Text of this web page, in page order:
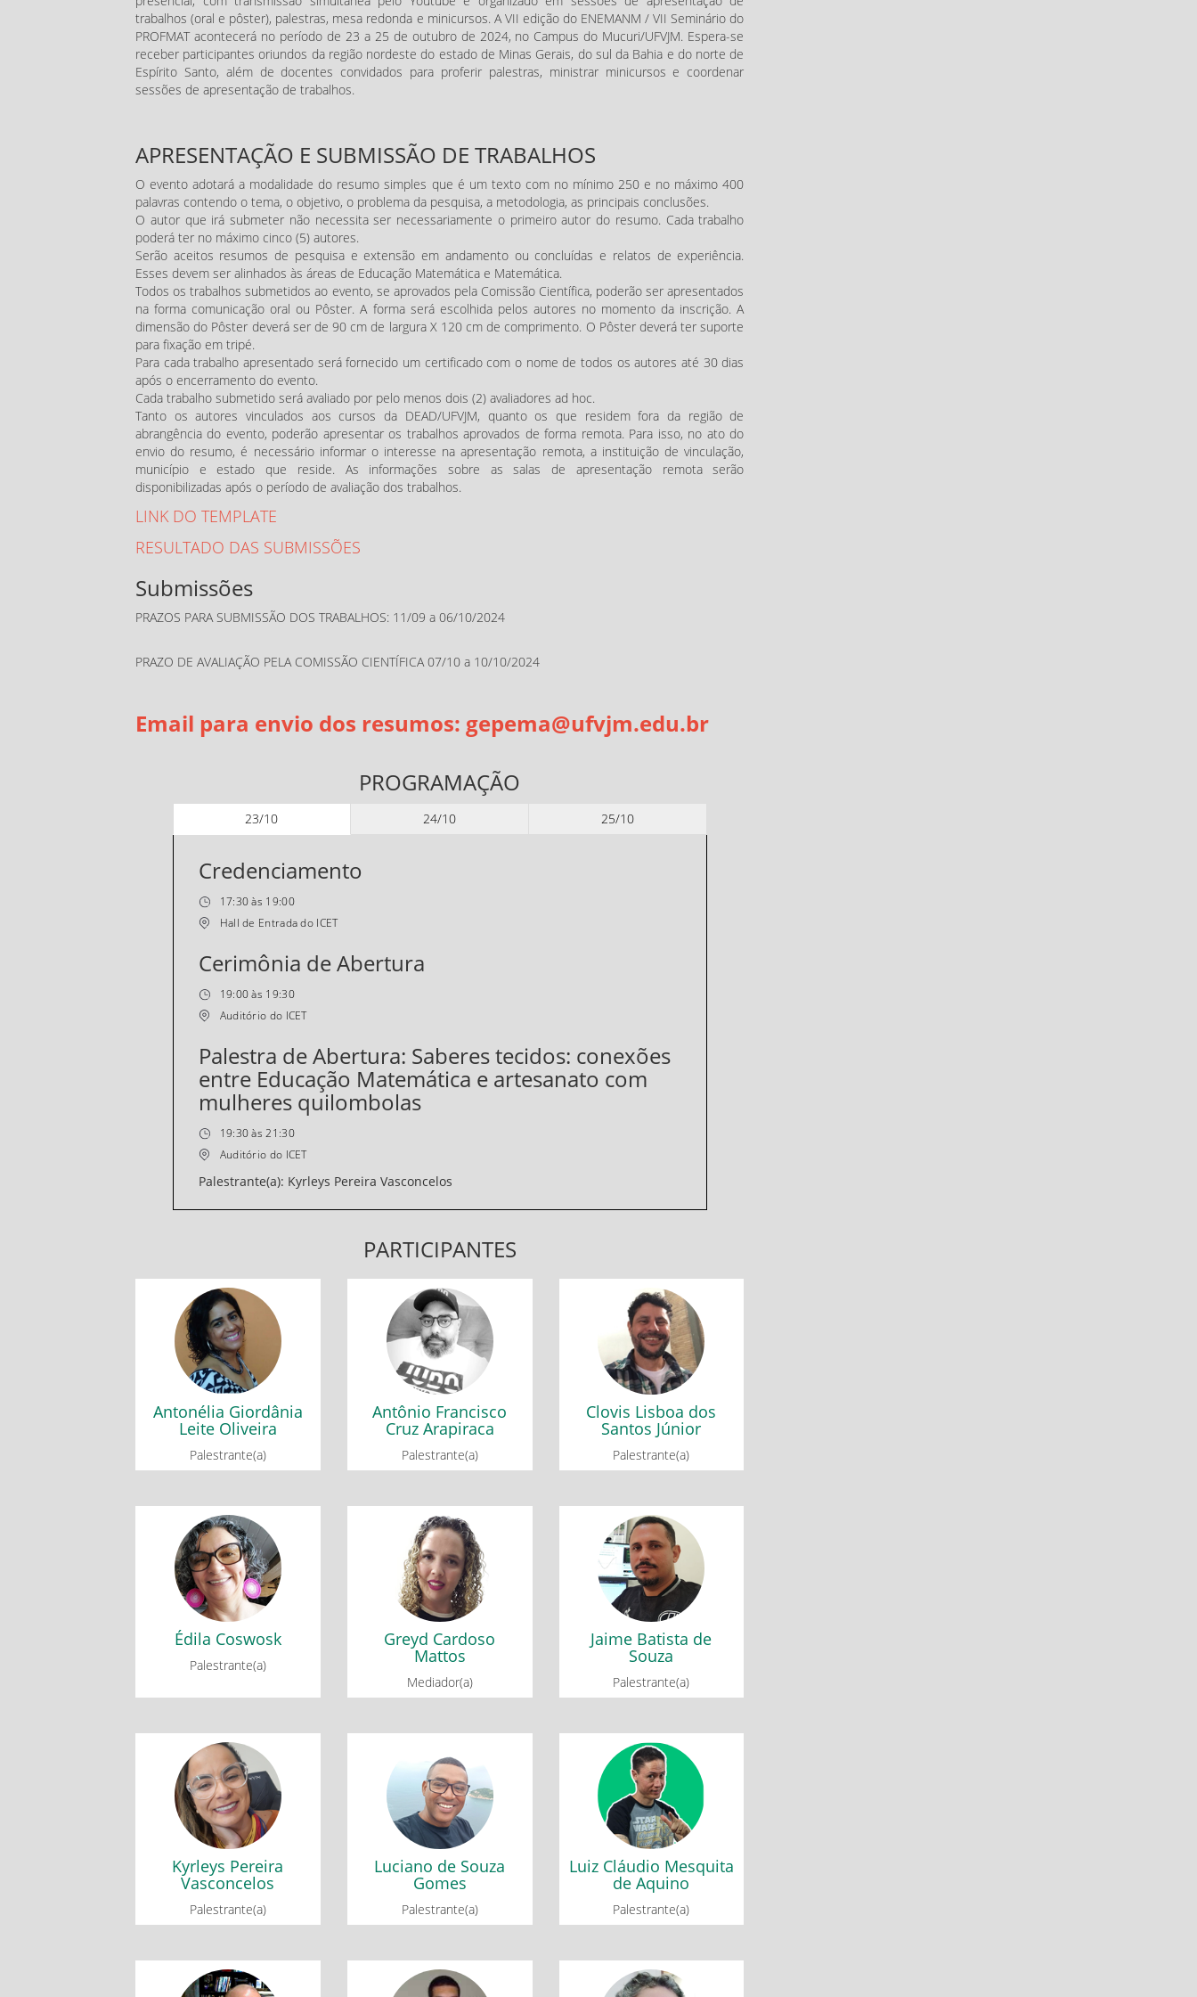
trabalhos (oral e pôster), palestras, mesa redonda e minicursos. A VII edição do ENEMANM / VII Seminário do
PROFMAT acontecerá no período de 23 a 25 de outubro de 2024, no Campus do Mucuri/UFVJM. Espera-se
receber participantes oriundos da região nordeste do estado de Minas Gerais, do sul da Bahia e do norte de
Espírito Santo, além de docentes convidados para proferir palestras, ministrar minicursos e coordenar
sessões de apresentação de trabalhos.
APRESENTAÇÃO E SUBMISSÃO DE TRABALHOS
O evento adotará a modalidade do resumo simples que é um texto com no mínimo 250 e no máximo 400
palavras contendo o tema, o objetivo, o problema da pesquisa, a metodologia, as principais conclusões.
O autor que irá submeter não necessita ser necessariamente o primeiro autor do resumo. Cada trabalho
poderá ter no máximo cinco (5) autores.
Serão aceitos resumos de pesquisa e extensão em andamento ou concluídas e relatos de experiência.
Esses devem ser alinhados às áreas de Educação Matemática e Matemática.
Todos os trabalhos submetidos ao evento, se aprovados pela Comissão Científica, poderão ser apresentados
na forma comunicação oral ou Pôster. A forma será escolhida pelos autores no momento da inscrição. A
dimensão do Pôster deverá ser de 90 cm de largura X 120 cm de comprimento. O Pôster deverá ter suporte
para fixação em tripé.
Para cada trabalho apresentado será fornecido um certificado com o nome de todos os autores até 30 dias
após o encerramento do evento.
Cada trabalho submetido será avaliado por pelo menos dois (2) avaliadores ad hoc.
Tanto os autores vinculados aos cursos da DEAD/UFVJM, quanto os que residem fora da região de
abrangência do evento, poderão apresentar os trabalhos aprovados de forma remota. Para isso, no ato do
envio do resumo, é necessário informar o interesse na apresentação remota, a instituição de vinculação,
município e estado que reside. As informações sobre as salas de apresentação remota serão
disponibilizadas após o período de avaliação dos trabalhos.
LINK DO TEMPLATE
RESULTADO DAS SUBMISSÕES
Submissões
PRAZOS PARA SUBMISSÃO DOS TRABALHOS: 11/09 a 06/10/2024
PRAZO DE AVALIAÇÃO PELA COMISSÃO CIENTÍFICA 07/10 a 10/10/2024
Email para envio dos resumos: gepema@ufvjm.edu.br
PROGRAMAÇÃO
23/10 24/10 25/10
Credenciamento
17:30 às 19:00
Hall de Entrada do ICET
Cerimônia de Abertura
19:00 às 19:30
Auditório do ICET
Palestra de Abertura: Saberes tecidos: conexões
entre Educação Matemática e artesanato com
mulheres quilombolas
19:30 às 21:30
Auditório do ICET
Palestrante(a): Kyrleys Pereira Vasconcelos
PARTICIPANTES
Antonélia Giordânia
Leite Oliveira
Palestrante(a)
Antonélia Giordânia
Leite Oliveira
Mesa redonda: Em defesa da
diversidade e inclusão
Antônio Francisco
Cruz Arapiraca
Palestrante(a)
Antônio Francisco
Cruz Arapiraca
Ferramentas Computacionais
no Ensino de Ciências e
Matemática
Clovis Lisboa dos
Santos Júnior
Palestrante(a)
Clovis Lisboa dos
Santos Júnior
Mesa redonda: Matemática
sustentabilidade e inclusão
social
Minicurso 4: O
desenvolvimento lógico-
histórico do conhecimento
geométrico: perpectivas para
Édila Coswosk
Palestrante(a)
Édila Coswosk
Mesa redonda: Matemática
sustentabilidade e inclusão
social
Greyd Cardoso
Mattos
Mediador(a)
Greyd Cardoso
Mattos
Mesa redonda: Em defesa da
diversidade e inclusão
Jaime Batista de
Souza
Palestrante(a)
Jaime Batista de
Souza
Minicurso 1: Recurso de
realidade aumentada do
Geogebra no ensino de
matemática
Kyrleys Pereira
Vasconcelos
Palestrante(a)
Kyrleys Pereira
Vasconcelos
Palestra de Abertura: Saberes
tecidos: conexões entre
Educação Matemática e
artesanato com mulheres
quilombolas
Luciano de Souza
Gomes
Palestrante(a)
Gomes
Mesa redonda: Em defesa da
diversidade e inclusão
Luiz Cláudio Mesquita
de Aquino
Palestrante(a)
Luiz Cláudio Mesquita
de Aquino
Minicurso 3: Jogos
matemáticos no Geogebra
Mauro Sérgio Motta Nolmar Melo de Tatiane Nogueira